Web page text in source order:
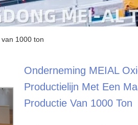
1000 ton
Onderneming MEIAL
Productielijn Met Een
Productie Van 1000 Ton